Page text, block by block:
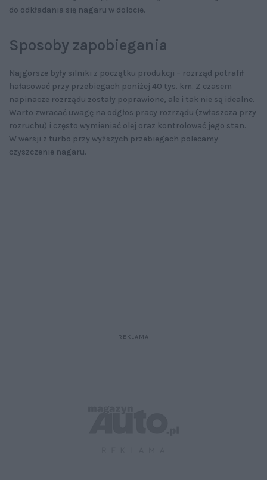
do odkładania się nagaru w dolocie.
Sposoby zapobiegania
Najgorsze były silniki z początku produkcji – rozrząd potrafił
hałasować przy przebiegach poniżej 40 tys. km. Z czasem
napinacze rozrządu zostały poprawione, ale i tak nie są idealne.
Warto zwracać uwagę na odgłos pracy rozrządu (zwłaszcza przy
rozruchu) i często wymieniać olej oraz kontrolować jego stan.
W wersji z turbo przy wyższych przebiegach polecamy
czyszczenie nagaru.